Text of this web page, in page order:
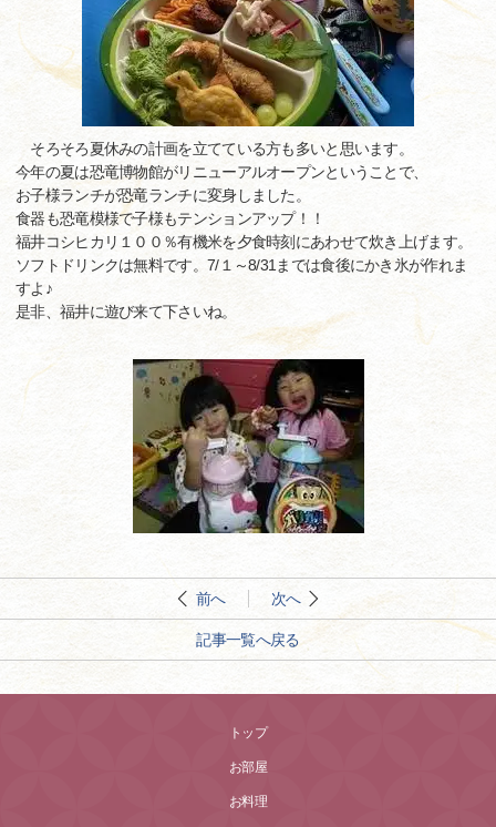
そろそろ夏休みの計画を立てている方も多いと思います。
今年の夏は恐竜博物館がリニューアルオープンということで、
お子様ランチが恐竜ランチに変身しました。
食器も恐竜模様で子様もテンションアップ！！
福井コシヒカリ１００％有機米を夕食時刻にあわせて炊き上げます。
ソフトドリンクは無料です。7/１～8/31までは食後にかき氷が作れま
すよ♪
是非、福井に遊び来て下さいね。
前へ 次へ
記事一覧へ戻る
トップ
お部屋
お料理